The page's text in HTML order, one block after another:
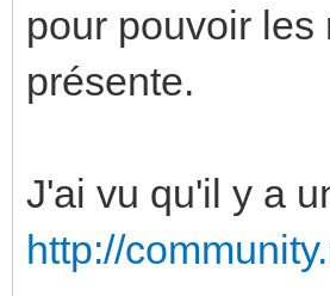
pour pouvoir
présente.
J'ai vu qu'il y a
http://